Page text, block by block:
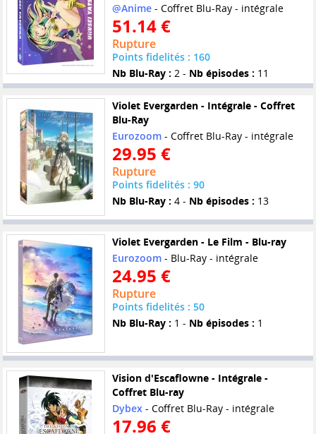
@Anime- Coffret Blu-Ray - intégrale
51.14 €
Rupture
Points fidelités : 160
Nb Blu-Ray : 2 - Nb épisodes : 11
Violet Evergarden - Intégrale - Coffret
Blu-Ray
Eurozoom- Coffret Blu-Ray - intégrale
29.95 €
Rupture
Points fidelités : 90
Nb Blu-Ray : 4 - Nb épisodes : 13
Violet Evergarden - Le Film - Blu-ray
Eurozoom- Blu-Ray - intégrale
24.95 €
Rupture
Points fidelités : 50
Nb Blu-Ray : 1 - Nb épisodes : 1
Vision d'Escaflowne - Intégrale -
Coffret Blu-ray
Dybex- Coffret Blu-Ray - intégrale
17.96 €